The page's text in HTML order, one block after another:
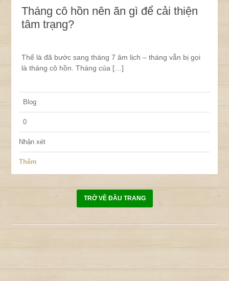
Tháng cô hồn nên ăn gì để cải thiện
tâm trạng?
Thế là đã bước sang tháng 7 âm lịch – tháng vẫn bị gọi
là tháng cô hồn. Tháng của […]
Blog
0
Nhận xét
Thêm
TRỞ VỀ ĐẦU TRANG